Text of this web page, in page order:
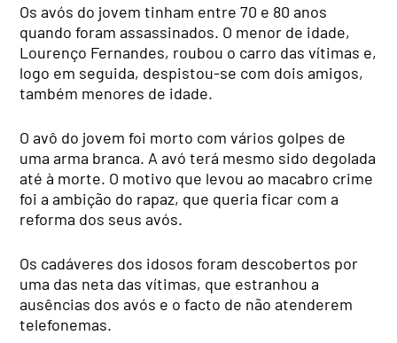
Os avós do jovem tinham entre 70 e 80 anos
quando foram assassinados. O menor de idade,
Lourenço Fernandes, roubou o carro das vítimas e,
logo em seguida, despistou-se com dois amigos,
também menores de idade.
O avô do jovem foi morto com vários golpes de
uma arma branca. A avó terá mesmo sido degolada
até à morte. O motivo que levou ao macabro crime
foi a ambição do rapaz, que queria ficar com a
reforma dos seus avós.
Os cadáveres dos idosos foram descobertos por
uma das neta das vítimas, que estranhou a
ausências dos avós e o facto de não atenderem
telefonemas.